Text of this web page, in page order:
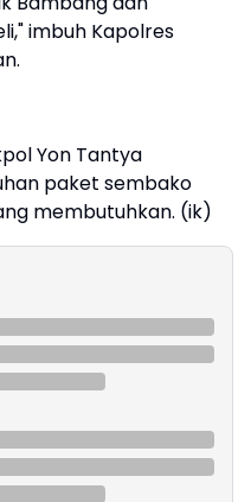
imbuh Kapolres
Yon Tantya
paket sembako
membutuhkan. (ik)